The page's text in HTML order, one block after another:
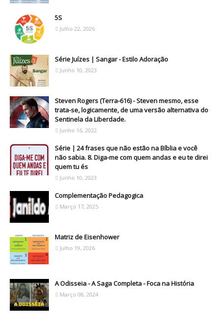
5S
Julho 22, 2026
Série Juízes | Sangar - Estilo Adoração
Junho 10, 2023
Steven Rogers (Terra-616) - Steven mesmo, esse
trata-se, logicamente, de uma versão alternativa do
Sentinela da Liberdade.
Junho 16, 2022
Série | 24 frases que não estão na Bíblia e você
não sabia. 8. Diga-me com quem andas e eu te direi
quem tu és
Junho 10, 2023
Complementação Pedagogica
Março 17, 2025
Matriz de Eisenhower
Julho 19, 2026
A Odisseia - A Saga Completa - Foca na História
Março 08, 2024